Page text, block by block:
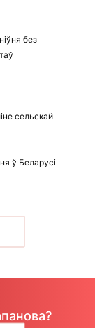
без
сельскай
ў Беларусі